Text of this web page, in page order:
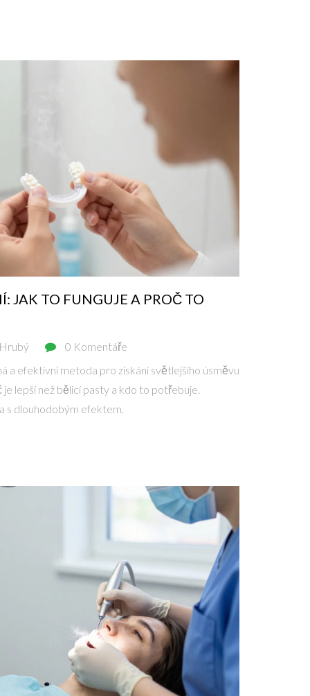
JAK TO FUNGUJE A PROČ TO
0 Komentáře
a efektivní metoda pro získání světlejšího úsměvu
lepší než bělicí pasty a kdo to potřebuje.
s dlouhodobým efektem.